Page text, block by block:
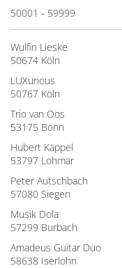
50001 - 59999
Wulfin Lieske
50674 Köln
LUXurious
50767 Köln
Trio van Oos
53175 Bonn
Hubert Käppel
53797 Lohmar
Peter Autschbach
57080 Siegen
Musik Dola
57299 Burbach
Amadeus Guitar Duo
58638 Iserlohn